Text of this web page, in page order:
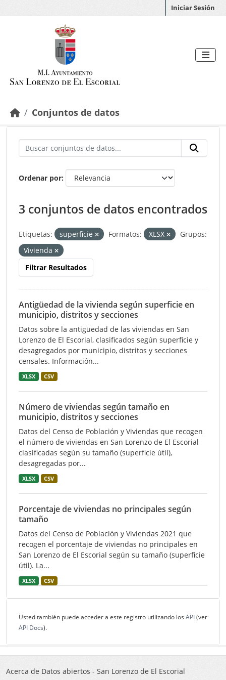
Iniciar Sesión
Conjuntos de datos
Ordenar por
3 conjuntos de datos encontrados
Etiquetas: superficie Formatos: XLSX
Grupos:
Vivienda
Filtrar Resultados
Antigüedad de la vivienda según superficie en
municipio, distritos y secciones
Datos sobre la antigüedad de las viviendas en San
Lorenzo de El Escorial, clasificados según superficie y
desagregados por municipio, distritos y secciones
censales. Información...
XLSX CSV
Número de viviendas según tamaño en
municipio, distritos y secciones
Datos del Censo de Población y Viviendas que recogen
el número de viviendas en San Lorenzo de El Escorial
clasificadas según su tamaño (superficie útil),
desagregadas por...
XLSX CSV
Porcentaje de viviendas no principales según
tamaño
Datos del Censo de Población y Viviendas 2021 que
recogen el porcentaje de viviendas no principales en
San Lorenzo de El Escorial según su tamaño (superficie
útil). La...
XLSX CSV
Usted también puede acceder a este registro utilizando los API(ver
API Docs).
Acerca de Datos abiertos - San Lorenzo de El Escorial